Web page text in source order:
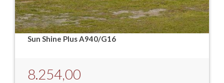
Sun Shine Plus A940/G16
8.254,00